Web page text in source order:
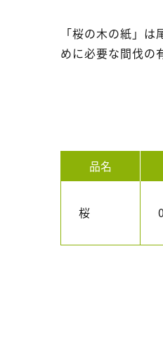
「桜の木の紙」
めに必要な間伐の
品名
桜